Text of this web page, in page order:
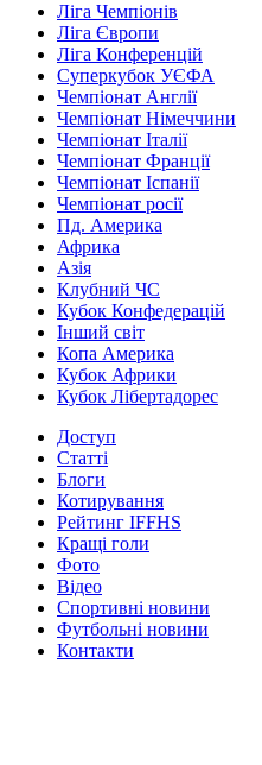
Ліга Чемпіонів
Ліга Європи
Ліга Конференцій
Суперкубок УЄФА
Чемпіонат Англії
Чемпіонат Німеччини
Чемпіонат Італії
Чемпіонат Франції
Чемпіонат Іспанії
Чемпіонат росії
Пд. Америка
Африка
Азія
Клубний ЧС
Кубок Конфедерацій
Інший світ
Копа Америка
Кубок Африки
Кубок Лібертадорес
Доступ
Статті
Блоги
Котирування
Рейтинг IFFHS
Кращі голи
Фото
Відео
Спортивні новини
Футбольні новини
Контакти